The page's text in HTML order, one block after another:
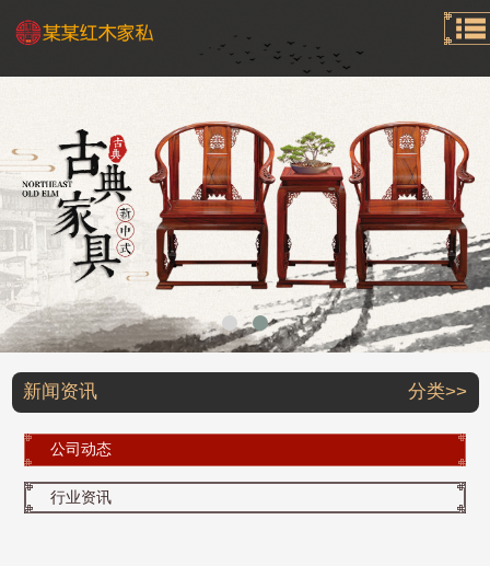
新闻资讯 分类>>
公司动态
行业资讯